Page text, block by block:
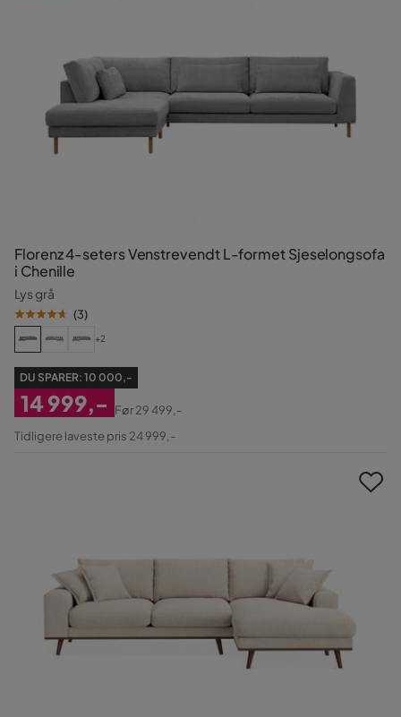
Florenz 4-seters Venstrevendt L-formet Sjeselongsofa
i Chenille
Lys grå
(3)
+2
DU SPARER: 10 000,-
Nedsatt
14 999,-
Original
Før29 499,-
Tidligere laveste pris 24 999,-